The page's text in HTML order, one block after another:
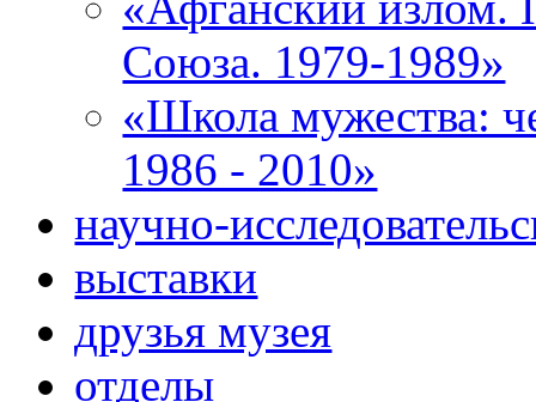
Союза. 1979-1989»
«Школа мужества:
1986 - 2010»
научно-
выставки
друзья музея
отделы